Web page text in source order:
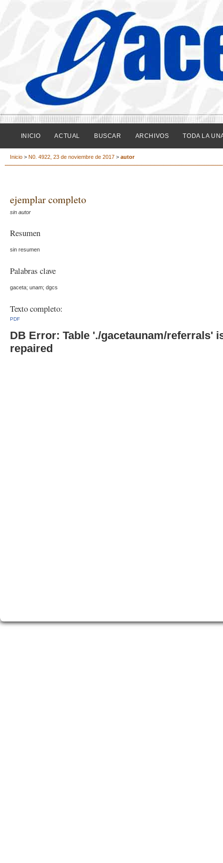
INICIO ACTUAL BUSCAR ARCHIVOS TODA LA
Inicio > N0. 4922, 23 de noviembre de 2017 > autor
ejemplar completo
sin autor
Resumen
sin resumen
Palabras clave
gaceta; unam; dgcs
Texto completo:
PDF
DB Error: Table './gacetaunam/referrals'
repaired